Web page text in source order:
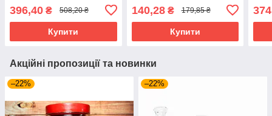
396,40 ₴ 508,20 ₴
Купити
140,28₴ 179,85 ₴
Купити
Акційні пропозиції та новинки
–22% –22%